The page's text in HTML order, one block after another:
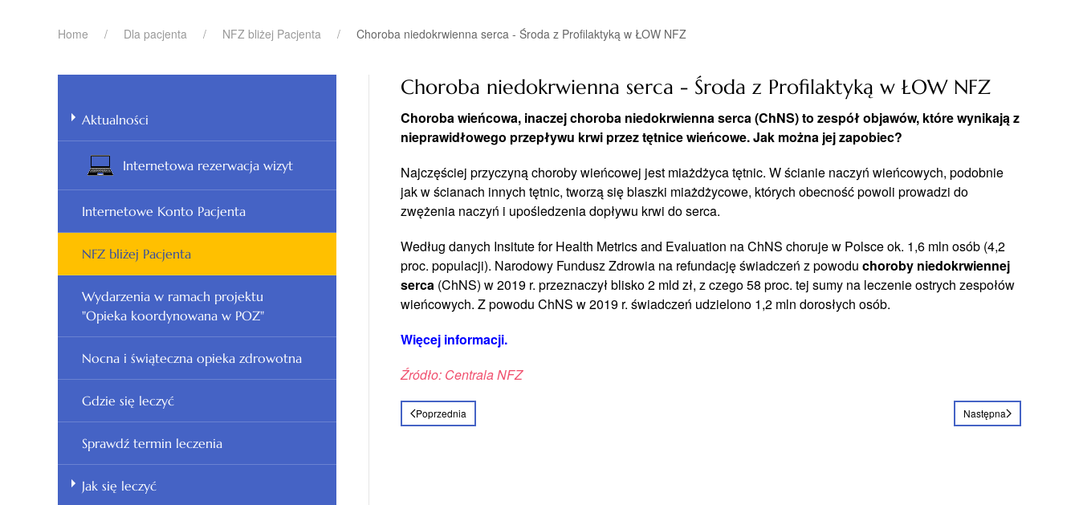
Home Dla pacjenta NFZ bliżej Pacjenta Choroba niedokrwienna serca - Środa z Profilaktyką w ŁOW NFZ
Choroba niedokrwienna serca - Środa z Profilaktyką w ŁOW NFZ
Choroba wieńcowa, inaczej choroba niedokrwienna serca (ChNS) to zespół objawów, które wynikają z
nieprawidłowego przepływu krwi przez tętnice wieńcowe. Jak można jej zapobiec?
Najczęściej przyczyną choroby wieńcowej jest miażdżyca tętnic. W ścianie naczyń wieńcowych, podobnie
jak w ścianach innych tętnic, tworzą się blaszki miażdżycowe, których obecność powoli prowadzi do
zwężenia naczyń i upośledzenia dopływu krwi do serca.
Według danych Insitute for Health Metrics and Evaluation na ChNS choruje w Polsce ok. 1,6 mln osób (4,2
proc. populacji). Narodowy Fundusz Zdrowia na refundację świadczeń z powodu choroby niedokrwiennej
serca(ChNS) w 2019 r. przeznaczył blisko 2 mld zł, z czego 58 proc. tej sumy na leczenie ostrych zespołów
wieńcowych. Z powodu ChNS w 2019 r. świadczeń udzielono 1,2 mln dorosłych osób.
Więcej informacji.
Źródło: Centrala NFZ
Poprzednia Następna
Aktualności
Internetowa rezerwacja wizyt
Internetowe Konto Pacjenta
NFZ bliżej Pacjenta
Wydarzenia w ramach projektu
"Opieka koordynowana w POZ"
Nocna i świąteczna opieka zdrowotna
Gdzie się leczyć
Sprawdź termin leczenia
Jak się leczyć